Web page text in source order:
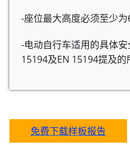
-座位最大高度必须至少为
-电动自行车适用的具体
15194及EN 15194提及的
免费下载样板报告